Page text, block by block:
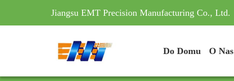
Jiangsu EMT Precision Manufacturing Co., Ltd.
Do Domu O Nas